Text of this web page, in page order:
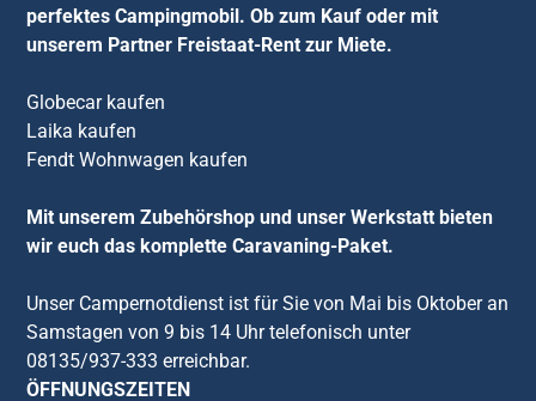
perfektes Campingmobil. Ob zum Kauf oder mit
unserem Partner Freistaat-Rent zur Miete.
Globecar kaufen
Laika kaufen
Fendt Wohnwagen kaufen
Mit unserem Zubehörshop und unser Werkstatt bieten
wir euch das komplette Caravaning-Paket.
Unser Campernotdienst ist für Sie von Mai bis Oktober an
Samstagen von 9 bis 14 Uhr telefonisch unter
08135/937-333 erreichbar.
ÖFFNUNGSZEITEN